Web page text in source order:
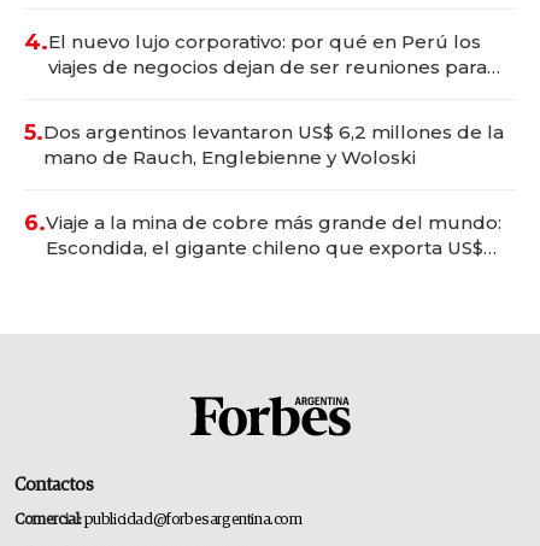
4.El nuevo lujo corporativo: por qué en Perú los
viajes de negocios dejan de ser reuniones para
5.Dos argentinos levantaron US$ 6,2 millones de la
mano de Rauch, Englebienne y Woloski
6.Viaje a la mina de cobre más grande del mundo:
Escondida, el gigante chileno que exporta US$
Contactos
Comercial:publicidad@forbesargentina.com